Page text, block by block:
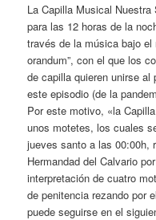
La Capilla Musical
para las 12 horas de la
través de la música bajo el
orandum”, con el que los
de capilla quieren unirse al
este episodio (de la
Por este motivo, «la
unos motetes, los cuales
jueves santo a las 00:00h,
Hermandad del Calvario
interpretación de cuatro
de penitencia rezando por
puede seguirse en el